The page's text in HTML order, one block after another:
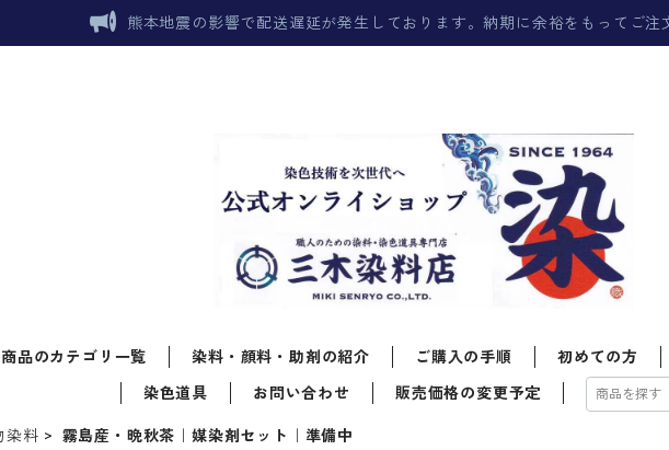
熊本地震の影響で配送遅延が発生しております。納期に余裕をもってご注
商品のカテゴリ一覧 染料・顔料・助剤の紹介 ご購入の手順
初めての方
染色道具
お問い合わせ 販売価格の変更予定
染料 霧島産・晩秋茶｜媒染剤セット｜準備中